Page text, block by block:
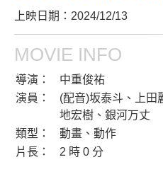
上映日期：2024/12/13
MOVIE INFO
導演：
中重俊祐
演員：
(配音)坂泰斗、上田
地宏樹、銀河万丈
類型：
動畫、動作
片長：
2 時 0 分